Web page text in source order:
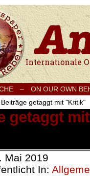
Internationale
– ON OUR OWN
Beiträge getaggt mit "Kritik"
getaggt
Mai 2019
In: